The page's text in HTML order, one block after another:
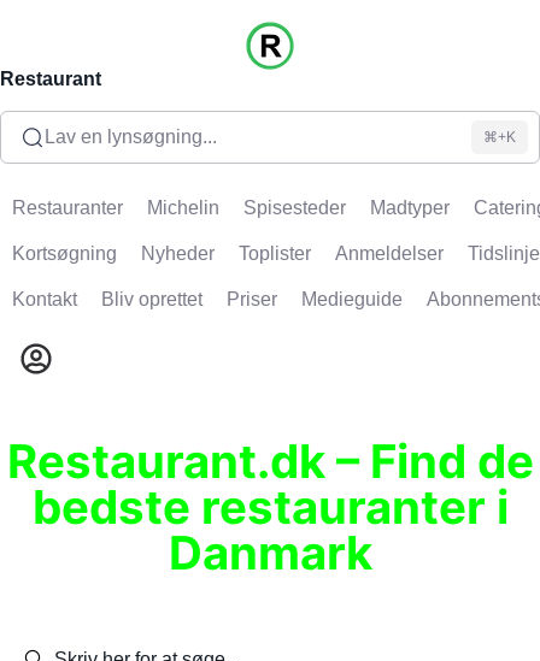
Restaurant
Lav en lynsøgning... ⌘+K
Restauranter Michelin Spisesteder Madtyper
Kortsøgning Nyheder Toplister Anmeldelser Tidslinje
Kontakt Bliv oprettet Priser Medieguide
Restaurant.dk – Find de
bedste restauranter i
Danmark